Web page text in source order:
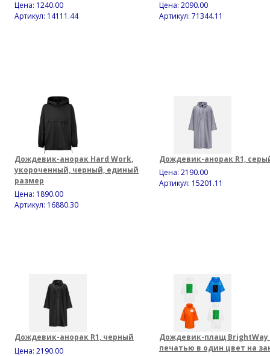
Цена: 1240.00
Артикул: 14111.44
Цена: 2090.00
Артикул: 71344.11
Дождевик-анорак Hard Work,
укороченный, черный, единый
размер
Цена: 1890.00
Артикул: 16880.30
Дождевик-анорак R1,
Цена: 2190.00
Артикул: 15201.11
Дождевик-анорак R1, черный
Цена: 2190.00
Дождевик-плащ BrightWay
печатью в один цвет на